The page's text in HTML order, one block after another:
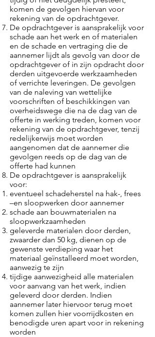
komen de gevolgen hiervan voor
rekening van de opdrachtgever.
De opdrachtgever is aansprakelijk voor
schade aan het werk en of materialen
en de schade en vertraging die de
aannemer lijdt als gevolg van door de
opdrachtgever of in zijn opdracht door
derden uitgevoerde werkzaamheden
of verrichte leveringen. De gevolgen
van de naleving van wettelijke
voorschriften of beschikkingen van
overheidswege die na de dag van de
offerte in werking treden, komen voor
rekening van de opdrachtgever, tenzij
redelijkerwijs moet worden
aangenomen dat de aannemer die
gevolgen reeds op de dag van de
offerte had kunnen
De opdrachtgever is aansprakelijk
voor:
eventueel schadeherstel na hak-, frees
–en sloopwerken door aannemer
schade aan bouwmaterialen na
sloopwerkzaamheden
geleverde materialen door derden,
zwaarder dan 50 kg, dienen op de
gewenste verdieping waar het
materiaal geïnstalleerd moet worden,
aanwezig te zijn
tijdige aanwezigheid alle materialen
voor aanvang van het werk, indien
geleverd door derden. Indien
aannemer later hiervoor terug moet
komen zullen hier voorrijdkosten en
benodigde uren apart voor in rekening
worden